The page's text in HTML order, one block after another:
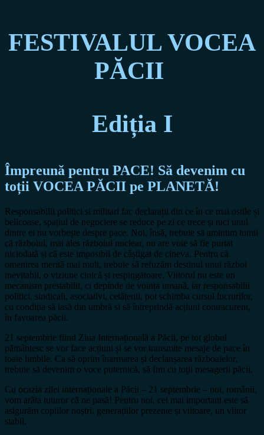
FESTIVALUL VOCEA
PĂCII
Ediția I
Împreună pentru PACE! Să devenim cu
toții VOCEA PĂCII pe PLANETĂ!
Responsabilii politici si militari fac declarații din ce în ce mai ostile și
belicoase, spațiul de negociere se reduce pe zi ce trece și nici unul
dintre ei nu vorbește despre pace. Noi, însă, trebuie să amintim lumii
că războiul, mai ales războiul nuclear, nu are voie să fie purtat
niciodată și că este imposibil de câștigat de cineva. Pentru că
omenirea merită mai mult, trebuie să refuzăm destinul unui război
inevitabil, o viziune cinică și respingătoare. Viitorul nu este un
mecanism prestabilit, ci depinde de voința umană, iar responsabilii
politici, sindicali, asociativi, cetățenii, pot schimba cursul lucrurilor,
cu condiția să iasă din umbră si să întreprindă acțiuni contracurent,
în favoarea păcii.
21 septembrie fiind Ziua Internațională a Păcii, pe tot globul
pământesc se vor face acțiuni și se vor transmite mesaje de pace în
toate limbile. Ca să oprim înarmarea și declanșarea războaielor,
trebuie să devenim o voce puternică, să fim cu toții mesagerii păcii.
Cu ocazia zilei internaționale a Păcii – 21 septembrie – noi, românii,
vom arăta tuturor că ne pasă! Pentru noi, cel mai important este să
asigurăm copiilor noștri, generațiilor prezente și viitoare, un viitor
stabil.